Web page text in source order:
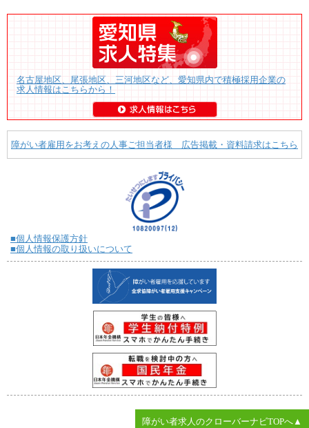
名古屋地区、尾張地区、三河地区など、愛知県内で積極採用企業の
求人情報はこちらから！
障がい者雇用をお考えの人事ご担当者様 広告掲載・資料請求はこちら
■個人情報保護方針
■個人情報の取り扱いについて
障がい者求人のクローバーナビTOPへ▲